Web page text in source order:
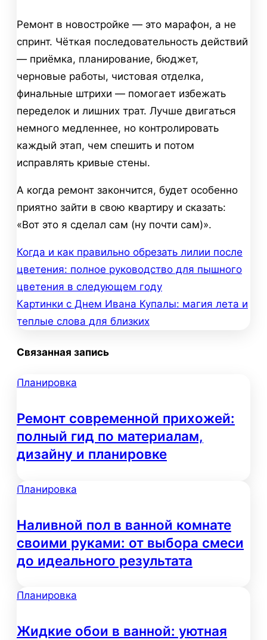
Ремонт в новостройке — это марафон, а не
спринт. Чёткая последовательность действий
— приёмка, планирование, бюджет,
черновые работы, чистовая отделка,
финальные штрихи — помогает избежать
переделок и лишних трат. Лучше двигаться
немного медленнее, но контролировать
каждый этап, чем спешить и потом
исправлять кривые стены.
А когда ремонт закончится, будет особенно
приятно зайти в свою квартиру и сказать:
«Вот это я сделал сам (ну почти сам)».
Навигация
по
записям
Когда и как правильно обрезать лилии после
цветения: полное руководство для пышного
цветения в следующем году
Картинки с Днем Ивана Купалы: магия лета и
теплые слова для близких
Связанная запись
Планировка
Ремонт современной прихожей:
полный гид по материалам,
дизайну и планировке
Планировка
Наливной пол в ванной комнате
своими руками: от выбора смеси
до идеального результата
Планировка
Жидкие обои в ванной: уютная